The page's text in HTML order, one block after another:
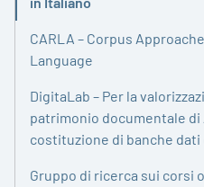
CARLA – Corpus
Language
DigitaLab – Per la
patrimonio documentale di
costituzione di banche
Gruppo di ricerca sui corsi